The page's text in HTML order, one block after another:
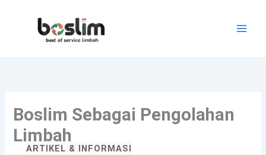
Boslim Sebagai Pengolahan
Limbah
ARTIKEL & INFORMASI